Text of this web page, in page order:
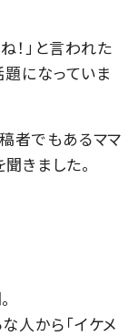
」と言われた
になっていま
者でもあるママ
きました。
人から「イケメ